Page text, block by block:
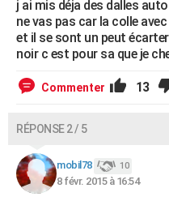
j ai mis déja des dalles
ne vas pas car la colle
et il se sont un peut
noir c est pour sa que je
Commenter 13
RÉPONSE 2 / 5
mobil78 10
8 févr. 2015 à 16:54